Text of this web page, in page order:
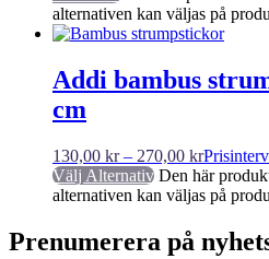
alternativen kan väljas på
Addi bambus
cm
130,00 kr – 270,00 kr
Välj Alternativ Den här
alternativen kan väljas på
Prenumerera på